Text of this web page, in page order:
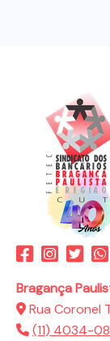
Bragança
Rua Coronel
(11) 4034-